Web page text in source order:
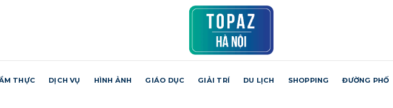
THỰC DỊCH VỤ HÌNH ẢNH GIÁO DỤC GIẢI TRÍ DU LỊCH SHOPPING ĐƯỜNG PHỐ